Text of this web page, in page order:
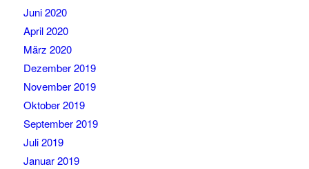
Juni 2020
April 2020
März 2020
Dezember 2019
November 2019
Oktober 2019
September 2019
Juli 2019
Januar 2019